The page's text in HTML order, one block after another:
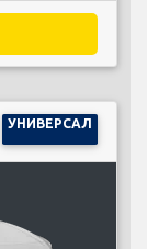
УНИВЕРСАЛ